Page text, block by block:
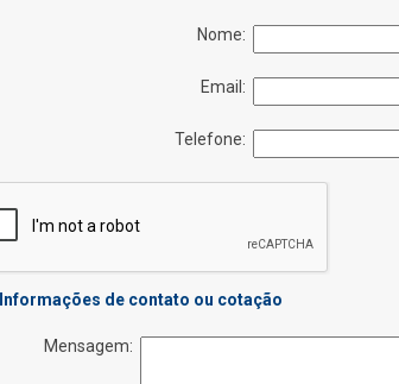
Nome:
Email:
Telefone:
Informações de contato ou cotação
Mensagem: